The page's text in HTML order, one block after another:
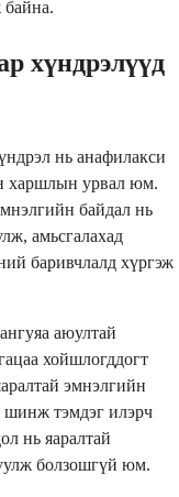
байна.
хүндрэлүүд
нь анафилакси
харшлын урвал юм.
байдал нь
амьсгалахад
баривчлалд хүргэж
аюултай
хойшлогддогт
эмнэлгийн
шинж тэмдэг илэрч
нь яаралтай
болзошгүй юм.